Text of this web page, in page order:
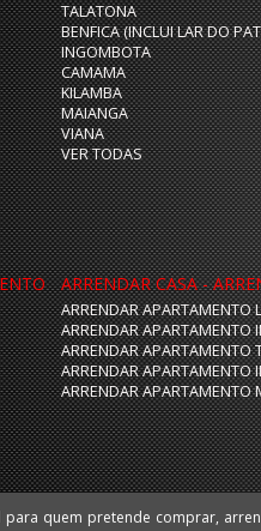
TALATONA
BENFICA (INCLUI LAR DO
INGOMBOTA
CAMAMA
KILAMBA
MAIANGA
VIANA
VER TODAS
ARRENDAR CASA -
ARRENDAR APARTAMENTO
ARRENDAR APARTAMENTO
ARRENDAR APARTAMENTO
ARRENDAR APARTAMENTO
ARRENDAR APARTAMENTO
para quem pretende comprar,
vivendas, escritórios